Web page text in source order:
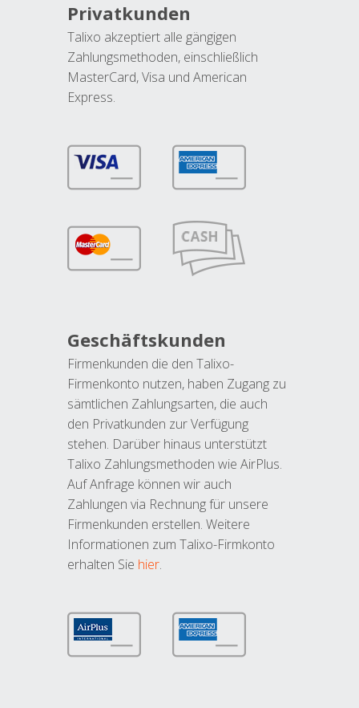
Privatkunden
Talixo akzeptiert alle gängigen
Zahlungsmethoden, einschließlich
MasterCard, Visa und American
Express.
Geschäftskunden
Firmenkunden die den Talixo-
Firmenkonto nutzen, haben Zugang zu
sämtlichen Zahlungsarten, die auch
den Privatkunden zur Verfügung
stehen. Darüber hinaus unterstützt
Talixo Zahlungsmethoden wie AirPlus.
Auf Anfrage können wir auch
Zahlungen via Rechnung für unsere
Firmenkunden erstellen. Weitere
Informationen zum Talixo-Firmkonto
erhalten Sie hier.